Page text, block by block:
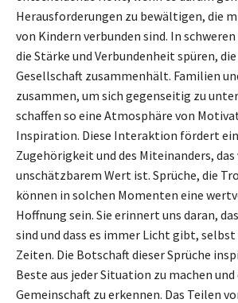
Herausforderungen zu bewältigen, die
von Kindern verbunden sind. In
die Stärke und Verbundenheit spüren, die
Gesellschaft zusammenhält. Familien
zusammen, um sich gegenseitig zu
schaffen so eine Atmosphäre von
Inspiration. Diese Interaktion fördert
Zugehörigkeit und des Miteinanders, das
unschätzbarem Wert ist. Sprüche, die
können in solchen Momenten eine
Hoffnung sein. Sie erinnert uns daran,
sind und dass es immer Licht gibt,
Zeiten. Die Botschaft dieser Sprüche
Beste aus jeder Situation zu machen
Gemeinschaft zu erkennen. Das Teilen